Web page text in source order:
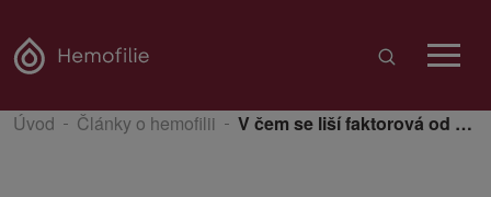
Úvod Články o hemofilii V čem se liší faktorová od nefaktorové léčby?